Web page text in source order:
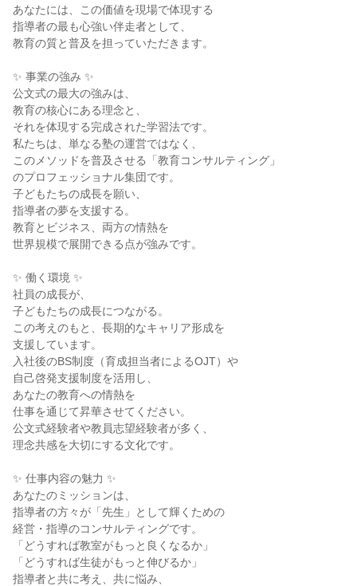
あなたには、この価値を現場で体現する
指導者の最も心強い伴走者として、
教育の質と普及を担っていただきます。
✨ 事業の強み ✨
公文式の最大の強みは、
教育の核心にある理念と、
それを体現する完成された学習法です。
私たちは、単なる塾の運営ではなく、
このメソッドを普及させる「教育コンサルティング」
のプロフェッショナル集団です。
子どもたちの成長を願い、
指導者の夢を支援する。
教育とビジネス、両方の情熱を
世界規模で展開できる点が強みです。
✨ 働く環境 ✨
社員の成長が、
子どもたちの成長につながる。
この考えのもと、長期的なキャリア形成を
支援しています。
入社後のBS制度（育成担当者によるOJT）や
自己啓発支援制度を活用し、
あなたの教育への情熱を
仕事を通じて昇華させてください。
公文式経験者や教員志望経験者が多く、
理念共感を大切にする文化です。
✨ 仕事内容の魅力 ✨
あなたのミッションは、
指導者の方々が「先生」として輝くための
経営・指導のコンサルティングです。
「どうすれば教室がもっと良くなるか」
「どうすれば生徒がもっと伸びるか」
指導者と共に考え、共に悩み、